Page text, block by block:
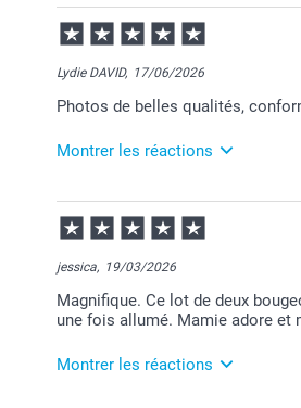
30/06/2026
09:45
Merci pour votre
Au plaisir de vous
Cordialement,
Lydie DAVID, 17/06/2026
Photos de belles qualités,
Montrer les réactions
18/06/2026
08:12
Bonjour Lydie,
vos attentes.
Nous restons à votre
Florence@smartphoto
jessica, 19/03/2026
Magnifique. Ce lot de deux
une fois allumé. Mamie adore et
Montrer les réactions